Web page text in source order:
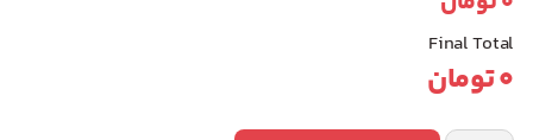
Final Total
0تومان